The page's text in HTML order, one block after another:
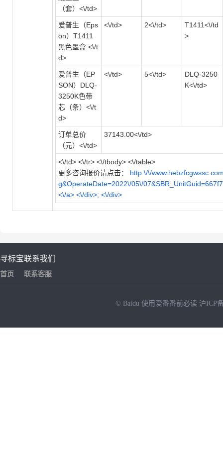
（套）<\/td>
爱普生（Eps
on）T1411
黑色墨盒 <\/t
d>
<\/td> 2<\/td>
T1411<\/td
>
爱普生（EP
SON）DLQ-
3250K色带
芯（条）<\/t
d>
<\/td> 5<\/td>
DLQ-3250
K<\/td>
订单总价
（元）<\/td>
37143.00<\/td>
<\/td> <\/tr> <\/tbody> <\/table>
更多咨询报价请点击： http:\/\/
g&OperateDate=2022\/05\/
<\/a> <\/div>; <\/div>
寻标宝
首页
联系我们
联系客服
© Baidu 使用爱番番前必读 沪ICP